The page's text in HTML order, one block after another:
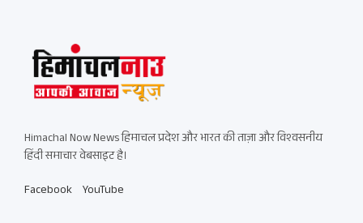
Himachal Now News हिमाचल प्रदेश और भारत की ताज़ा और विश्वसनीय
हिंदी समाचार वेबसाइट है।
Facebook YouTube